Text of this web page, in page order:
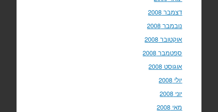
דצמבר 2008
נובמבר 2008
אוקטובר 2008
ספטמבר 2008
אוגוסט 2008
יולי 2008
יוני 2008
מאי 2008